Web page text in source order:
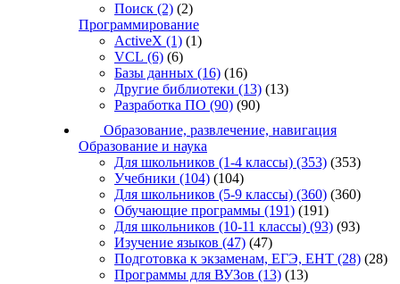
Поиск (2) (2)
Программирование
ActiveX (1) (1)
VCL (6) (6)
Базы данных (16) (16)
Другие библиотеки (13) (13)
Разработка ПО (90) (90)
Образование, развлечение, навигация
Образование и наука
Для школьников (1-4 классы) (353) (353)
Учебники (104) (104)
Для школьников (5-9 классы) (360) (360)
Обучающие программы (191) (191)
Для школьников (10-11 классы) (93) (93)
Изучение языков (47) (47)
Подготовка к экзаменам, ЕГЭ, ЕНТ (28) (28)
Программы для ВУЗов (13) (13)